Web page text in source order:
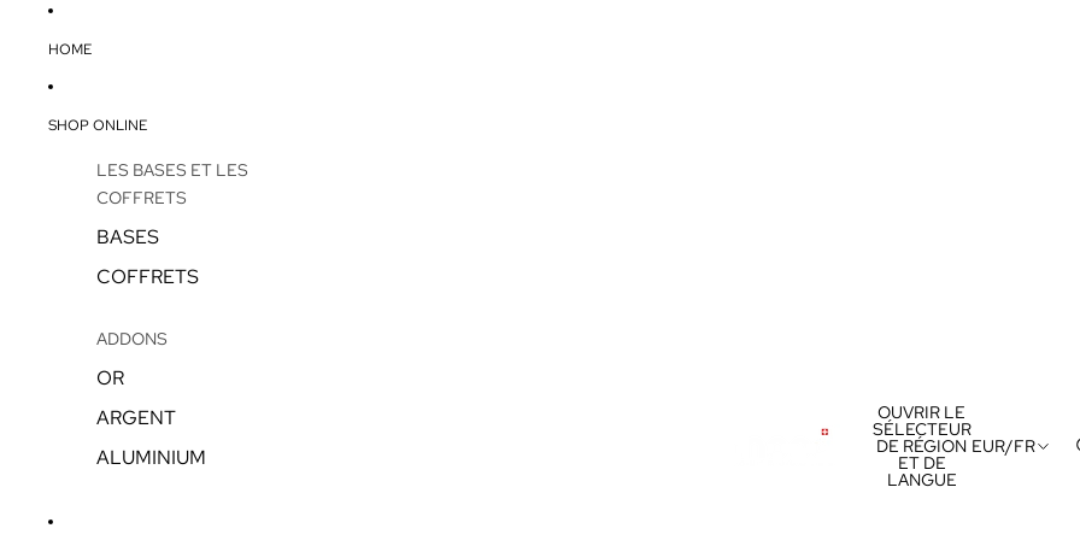
HOME
SHOP ONLINE
LES BASES ET LES
COFFRETS
BASES
COFFRETS
ADDONS
OR
ARGENT
ALUMINIUM
OUVRIR LE
SÉLECTEUR
DE RÉGION
ET DE
LANGUE
EUR/FR